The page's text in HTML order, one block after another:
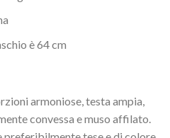
è 64 cm
armoniose, testa ampia,
convessa e muso affilato.